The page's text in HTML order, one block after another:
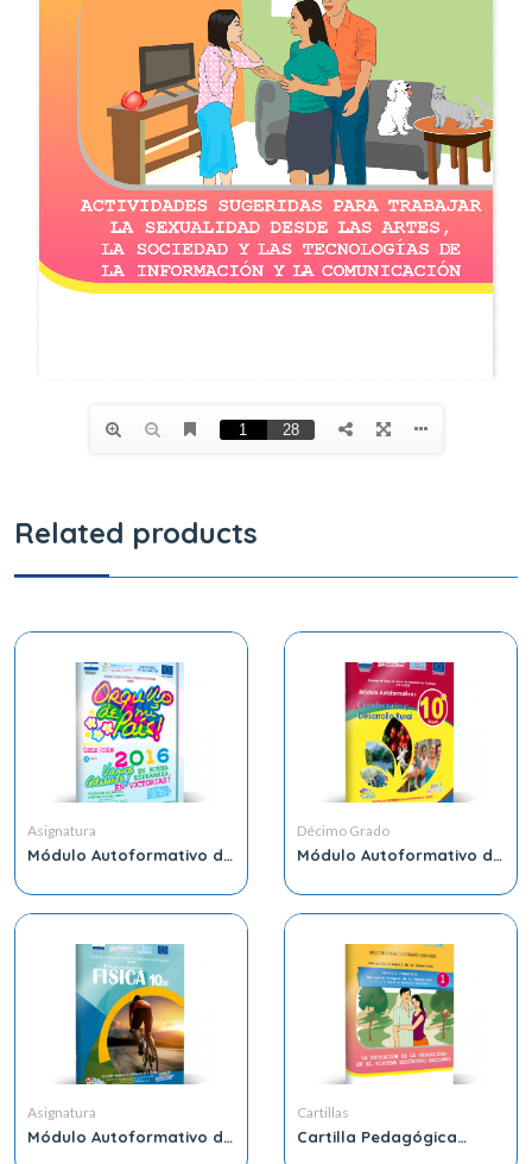
Related products
Asignatura
Módulo Autoformativo de
Grado
Décimo Grado
Módulo Autoformativo de
Rutal 10mo Grado
Asignatura
Módulo Autoformativo de
Cartillas
Cartilla Pedagógica